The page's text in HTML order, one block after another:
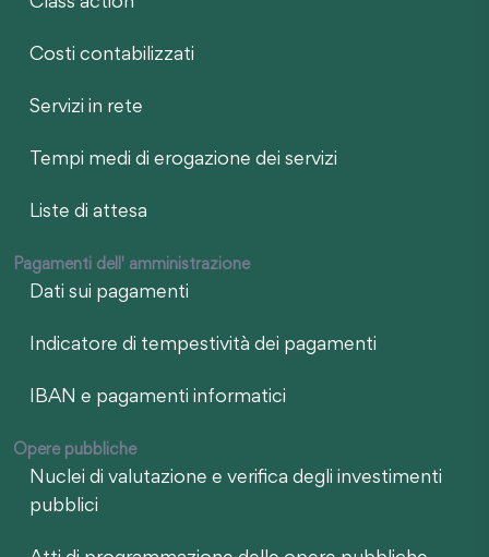
Costi contabilizzati
Servizi in rete
Tempi medi di erogazione dei servizi
Liste di attesa
Pagamenti dell' amministrazione
Dati sui pagamenti
Indicatore di tempestività dei pagamenti
IBAN e pagamenti informatici
Opere pubbliche
Nuclei di valutazione e verifica degli investimenti
pubblici